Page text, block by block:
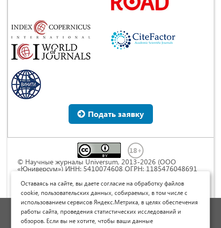
Подать заявку
© Научные журналы Universum, 2013-2026 (ООО
«Юниверсум») ИНН: 5410074608 ОГРН: 1185476048691
Commons « Attribution» («Атрибуция») 4.0
Непортированная
Политика обработки персональных данных
Договор оферты
Оставаясь на сайте, вы даете согласие на обработку файлов
cookie, пользовательских данных, собираемых, в том числе с
использованием сервисов Яндекс.Метрика, в целях обеспечения
работы сайта, проведения статистических исследований и
обзоров. Если вы не хотите, чтобы ваши данные